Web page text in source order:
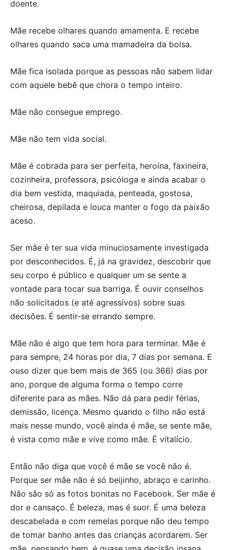
doente.
Mãe recebe olhares quando amamenta. E recebe
olhares quando saca uma mamadeira da bolsa.
Mãe fica isolada porque as pessoas não sabem lidar
com aquele bebê que chora o tempo inteiro.
Mãe não consegue emprego.
Mãe não tem vida social.
Mãe é cobrada para ser perfeita, heroína, faxineira,
cozinheira, professora, psicóloga e ainda acabar o
dia bem vestida, maquiada, penteada, gostosa,
cheirosa, depilada e louca manter o fogo da paixão
aceso.
Ser mãe é ter sua vida minuciosamente investigada
por desconhecidos. É, já na gravidez, descobrir que
seu corpo é público e qualquer um se sente a
vontade para tocar sua barriga. É ouvir conselhos
não solicitados (e até agressivos) sobre suas
decisões. É sentir-se errando sempre.
Mãe não é algo que tem hora para terminar. Mãe é
para sempre, 24 horas por dia, 7 dias por semana. E
ouso dizer que bem mais de 365 (ou 366) dias por
ano, porque de alguma forma o tempo corre
diferente para as mães. Não dá para pedir férias,
demissão, licença. Mesmo quando o filho não está
mais nesse mundo, você ainda é mãe, se sente mãe,
é vista como mãe e vive como mãe. É vitalício.
Então não diga que você é mãe se você não é.
Porque ser mãe não é só beijinho, abraço e carinho.
Não são só as fotos bonitas no Facebook. Ser mãe é
dor e cansaço. É beleza, mas é suor. É uma beleza
descabelada e com remelas porque não deu tempo
de tomar banho antes das crianças acordarem. Ser